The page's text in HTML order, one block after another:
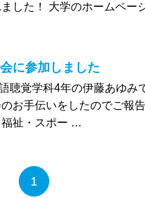
した！ 大学のホームペー
に参加しました
聴覚学科4年の伊藤あゆみ
お手伝いをしたのでご報
福祉・スポー …
1